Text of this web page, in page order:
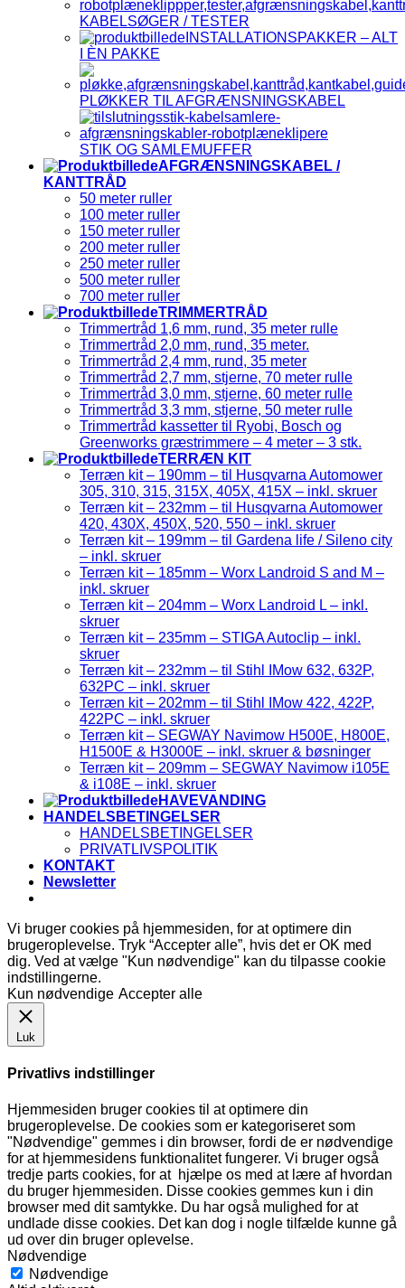
KABELSØGER / TESTER
INSTALLATIONSPAKKER – ALT
I ÈN PAKKE
PLØKKER TIL AFGRÆNSNINGSKABEL
STIK OG SAMLEMUFFER
AFGRÆNSNINGSKABEL /
KANTTRÅD
50 meter ruller
100 meter ruller
150 meter ruller
200 meter ruller
250 meter ruller
500 meter ruller
700 meter ruller
TRIMMERTRÅD
Trimmertråd 1,6 mm, rund, 35 meter rulle
Trimmertråd 2,0 mm, rund, 35 meter.
Trimmertråd 2,4 mm, rund, 35 meter
Trimmertråd 2,7 mm, stjerne, 70 meter rulle
Trimmertråd 3,0 mm, stjerne, 60 meter rulle
Trimmertråd 3,3 mm, stjerne, 50 meter rulle
Trimmertråd kassetter til Ryobi, Bosch og
Greenworks græstrimmere – 4 meter – 3 stk.
TERRÆN KIT
Terræn kit – 190mm – til Husqvarna Automower
305, 310, 315, 315X, 405X, 415X – inkl. skruer
Terræn kit – 232mm – til Husqvarna Automower
420, 430X, 450X, 520, 550 – inkl. skruer
Terræn kit – 199mm – til Gardena life / Sileno city
– inkl. skruer
Terræn kit – 185mm – Worx Landroid S and M –
inkl. skruer
Terræn kit – 204mm – Worx Landroid L – inkl.
skruer
Terræn kit – 235mm – STIGA Autoclip – inkl.
skruer
Terræn kit – 232mm – til Stihl IMow 632, 632P,
632PC – inkl. skruer
Terræn kit – 202mm – til Stihl IMow 422, 422P,
422PC – inkl. skruer
Terræn kit – SEGWAY Navimow H500E, H800E,
H1500E & H3000E – inkl. skruer & bøsninger
Terræn kit – 209mm – SEGWAY Navimow i105E
& i108E – inkl. skruer
HAVEVANDING
HANDELSBETINGELSER
HANDELSBETINGELSER
PRIVATLIVSPOLITIK
KONTAKT
Newsletter
Vi bruger cookies på hjemmesiden, for at optimere din
brugeroplevelse. Tryk “Accepter alle”, hvis det er OK med
dig. Ved at vælge "Kun nødvendige" kan du tilpasse cookie
indstillingerne.
Kun nødvendige Accepter alle
Luk
Privatlivs indstillinger
Hjemmesiden bruger cookies til at optimere din
brugeroplevelse. De cookies som er kategoriseret som
"Nødvendige" gemmes i din browser, fordi de er nødvendige
for at hjemmesidens funktionalitet fungerer. Vi bruger også
tredje parts cookies, for at hjælpe os med at lære af hvordan
du bruger hjemmesiden. Disse cookies gemmes kun i din
browser med dit samtykke. Du har også mulighed for at
undlade disse cookies. Det kan dog i nogle tilfælde kunne gå
ud over din bruger oplevelse.
Nødvendige
Nødvendige